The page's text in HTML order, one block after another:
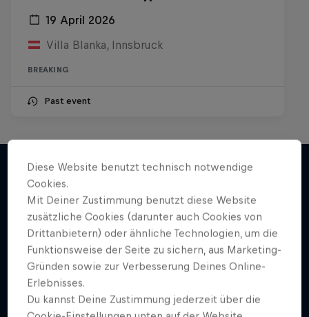
19 April 2026
Villa Blanka, Innsbruck
BREAKING
Past event
Mehr davon
Diese Website benutzt technisch notwendige
Cookies.
Mit Deiner Zustimmung benutzt diese Website
zusätzliche Cookies (darunter auch Cookies von
Drittanbietern) oder ähnliche Technologien, um die
Funktionsweise der Seite zu sichern, aus Marketing-
Gründen sowie zur Verbesserung Deines Online-
Erlebnisses.
Du kannst Deine Zustimmung jederzeit über die